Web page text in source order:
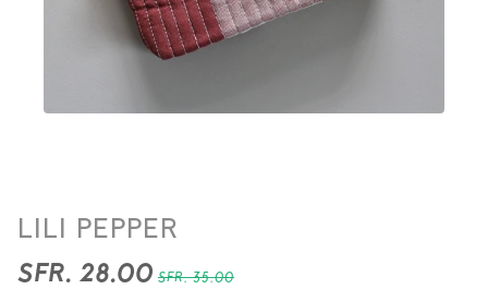
ABGESTEPPTE POUCH
LILI PEPPER
SFR. 28.00 SFR. 35.00